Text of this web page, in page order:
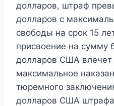
долларов, штраф
долларов с
свободы на срок 15
присвоение на сумму
долларов США влечет
максимальное
тюремного
долларов США